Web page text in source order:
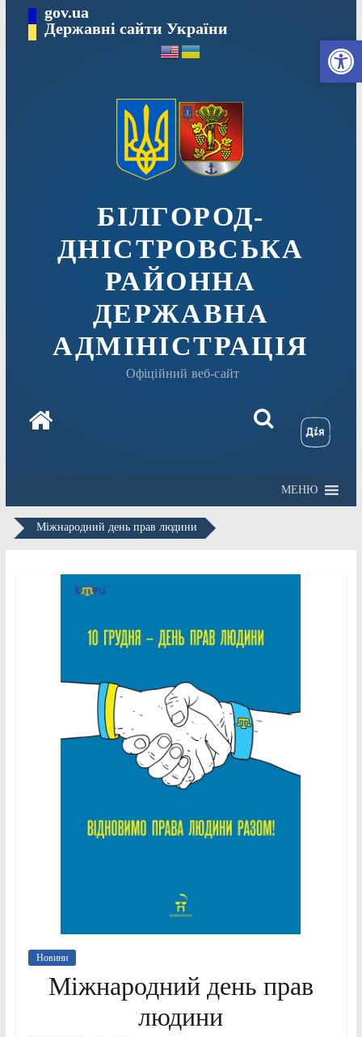
вмісту
gov.ua
Державні сайти України
БІЛГОРОД-
ДНІСТРОВСЬКА
РАЙОННА
ДЕРЖАВНА
АДМІНІСТРАЦІЯ
Офіційний веб-сайт
МЕНЮ
Міжнародний день прав людини
Новини
Міжнародний день прав
людини